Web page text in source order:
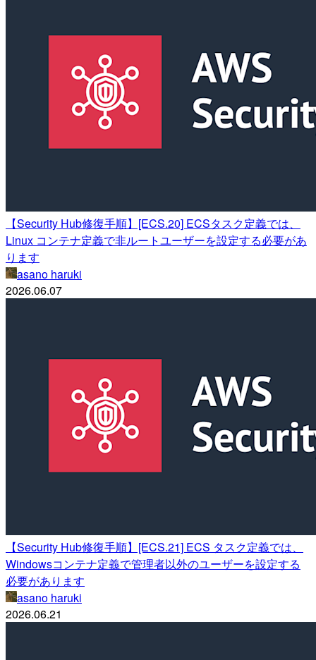
【Security Hub修復手順】[ECS.20] ECSタスク定義では、
Linux コンテナ定義で非ルートユーザーを設定する必要があ
ります
asano haruki
2026.06.07
【Security Hub修復手順】[ECS.21] ECS タスク定義では、
Windowsコンテナ定義で管理者以外のユーザーを設定する
必要があります
asano haruki
2026.06.21